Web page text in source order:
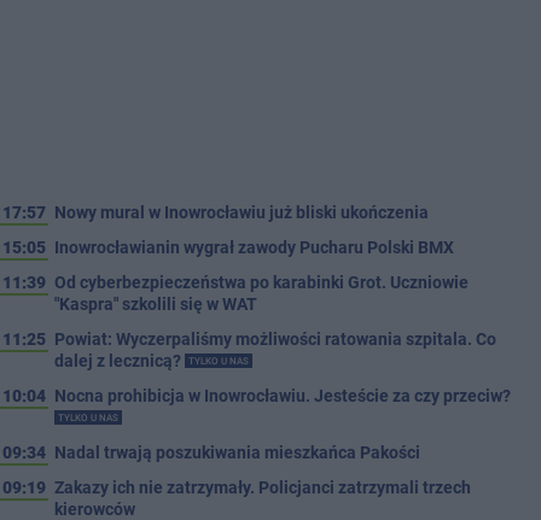
17:57 Nowy mural w Inowrocławiu już bliski ukończenia
15:05 Inowrocławianin wygrał zawody Pucharu Polski BMX
11:39 Od cyberbezpieczeństwa po karabinki Grot. Uczniowie
"Kaspra" szkolili się w WAT
11:25 Powiat: Wyczerpaliśmy możliwości ratowania szpitala. Co
dalej z lecznicą?
TYLKO U NAS
10:04 Nocna prohibicja w Inowrocławiu. Jesteście za czy przeciw?
TYLKO U NAS
09:34 Nadal trwają poszukiwania mieszkańca Pakości
09:19 Zakazy ich nie zatrzymały. Policjanci zatrzymali trzech
kierowców